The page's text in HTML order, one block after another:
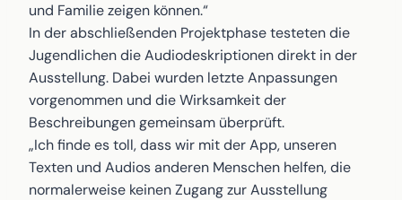
und Familie zeigen können.“
In der abschließenden Projektphase testeten die
Jugendlichen die Audiodeskriptionen direkt in der
Ausstellung. Dabei wurden letzte Anpassungen
vorgenommen und die Wirksamkeit der
Beschreibungen gemeinsam überprüft.
„Ich finde es toll, dass wir mit der App, unseren
Texten und Audios anderen Menschen helfen, die
normalerweise keinen Zugang zur Ausstellung